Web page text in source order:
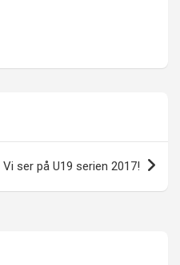
Vi ser på U19 serien 2017!